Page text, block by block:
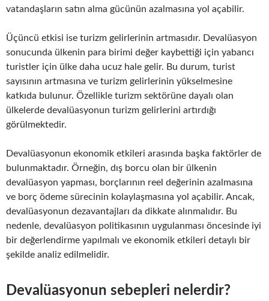
vatandaşların satın alma gücünün azalmasına yol açabilir.
Üçüncü etkisi ise turizm gelirlerinin artmasıdır. Devalüasyon
sonucunda ülkenin para birimi değer kaybettiği için yabancı
turistler için ülke daha ucuz hale gelir. Bu durum, turist
sayısının artmasına ve turizm gelirlerinin yükselmesine
katkıda bulunur. Özellikle turizm sektörüne dayalı olan
ülkelerde devalüasyonun turizm gelirlerini artırdığı
görülmektedir.
Devalüasyonun ekonomik etkileri arasında başka faktörler de
bulunmaktadır. Örneğin, dış borcu olan bir ülkenin
devalüasyon yapması, borçlarının reel değerinin azalmasına
ve borç ödeme sürecinin kolaylaşmasına yol açabilir. Ancak,
devalüasyonun dezavantajları da dikkate alınmalıdır. Bu
nedenle, devalüasyon politikasının uygulanması öncesinde iyi
bir değerlendirme yapılmalı ve ekonomik etkileri detaylı bir
şekilde analiz edilmelidir.
Devalüasyonun sebepleri nelerdir?